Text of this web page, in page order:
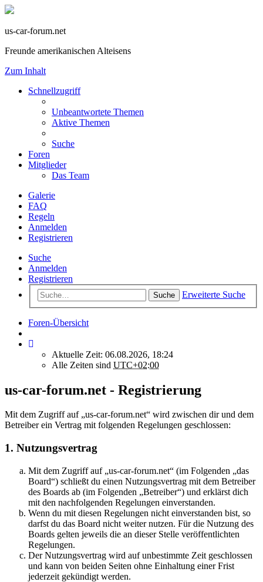
us-car-forum.net
Freunde amerikanischen Alteisens
Zum Inhalt
Schnellzugriff
Unbeantwortete Themen
Aktive Themen
Suche
Foren
Mitglieder
Das Team
Galerie
FAQ
Regeln
Anmelden
Registrieren
Suche
Anmelden
Registrieren
Suche Erweiterte Suche
Foren-Übersicht
Aktuelle Zeit: 06.08.2026, 18:24
Alle Zeiten sind UTC+02:00
us-car-forum.net - Registrierung
Mit dem Zugriff auf „us-car-forum.net“ wird zwischen dir und dem
Betreiber ein Vertrag mit folgenden Regelungen geschlossen:
1. Nutzungsvertrag
Mit dem Zugriff auf „us-car-forum.net“ (im Folgenden „das
Board“) schließt du einen Nutzungsvertrag mit dem Betreiber
des Boards ab (im Folgenden „Betreiber“) und erklärst dich
mit den nachfolgenden Regelungen einverstanden.
Wenn du mit diesen Regelungen nicht einverstanden bist, so
darfst du das Board nicht weiter nutzen. Für die Nutzung des
Boards gelten jeweils die an dieser Stelle veröffentlichten
Regelungen.
Der Nutzungsvertrag wird auf unbestimmte Zeit geschlossen
und kann von beiden Seiten ohne Einhaltung einer Frist
jederzeit gekündigt werden.